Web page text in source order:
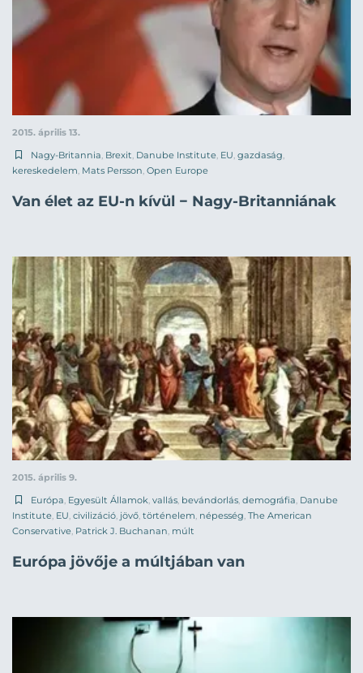
2015. április 13.
Nagy-Britannia, Brexit, Danube Institute, EU, gazdaság,
kereskedelem, Mats Persson, Open Europe
Van élet az EU-n kívül − Nagy-Britanniának
2015. április 9.
Európa, Egyesült Államok, vallás, bevándorlás, demográfia, Danube
Institute, EU, civilizáció, jövő, történelem, népesség, The American
Conservative, Patrick J. Buchanan, múlt
Európa jövője a múltjában van